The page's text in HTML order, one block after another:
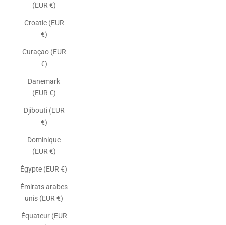
(EUR €)
Croatie (EUR
€)
Curaçao (EUR
€)
Danemark
(EUR €)
Djibouti (EUR
€)
Dominique
(EUR €)
Égypte (EUR €)
Émirats arabes
unis (EUR €)
Équateur (EUR